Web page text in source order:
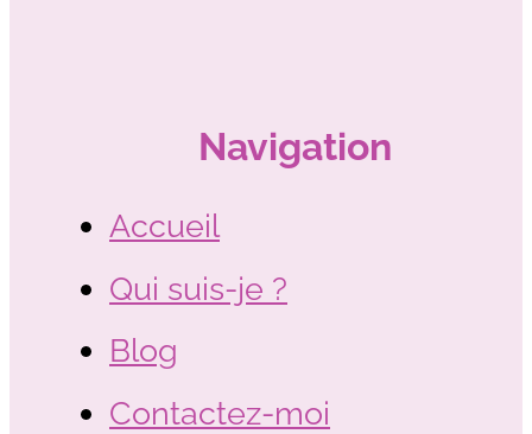
Navigation
Accueil
Qui suis-je ?
Blog
Contactez-moi